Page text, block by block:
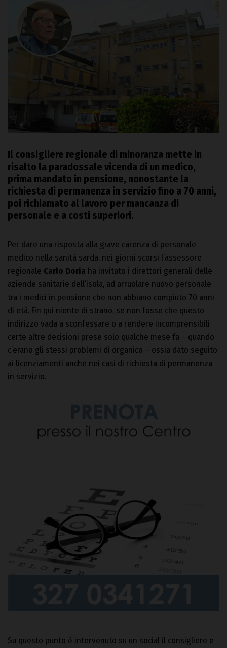
Il consigliere regionale di minoranza mette in
risalto la paradossale vicenda di un medico,
prima mandato in pensione, nonostante la
richiesta di permanenza in servizio fino a 70 anni,
poi richiamato al lavoro per mancanza di
personale e a costi superiori.
Per dare una risposta alla grave carenza di personale
medico nella sanità sarda, nei giorni scorsi l’assessore
regionale Carlo Doria ha invitato i direttori generali delle
aziende sanitarie dell’isola, ad arruolare nuovo personale
tra i medici in pensione che non abbiano compiuto 70 anni
di età. Fin qui niente di strano, se non fosse che questo
indirizzo vada a sconfessare o a rendere incomprensibili
certe altre decisioni prese solo qualche mese fa – quando
c’erano gli stessi problemi di organico – ossia dato seguito
ai licenziamenti anche nei casi di richiesta di permanenza
in servizio.
Su questo punto è intervenuto su un social il consigliere e